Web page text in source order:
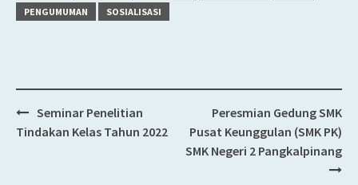
PENGUMUMAN
SOSIALISASI
Post
Seminar Penelitian
Tindakan Kelas Tahun 2022
Peresmian Gedung SMK
Pusat Keunggulan (SMK PK)
SMK Negeri 2 Pangkalpinang